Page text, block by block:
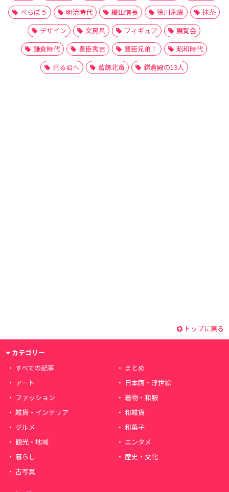
べらぼう
明治時代 織田信長 徳川家康
抹茶
デザイン
文房具 フィギュア
展覧会
鎌倉時代
豊臣秀吉 豊臣兄弟！
昭和時代
光る君へ
葛飾北斎 鎌倉殿の13人
トップに戻る
カテゴリー
すべての記事
まとめ
アート
日本画・浮世絵
ファッション
着物・和服
雑貨・インテリア
和雑貨
グルメ
和菓子
観光・地域
エンタメ
暮らし
歴史・文化
古写真